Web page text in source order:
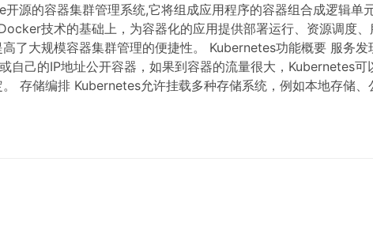
源的容器集群管理系统,它将组成应用程序的容器组合成逻辑单
技术的基础上，为容器化的应用提供部署运行、资源调度、
了大规模容器集群管理的便捷性。 Kubernetes功能概要 服务发
自己的IP地址公开容器，如果到容器的流量很大，Kubernetes可
存储编排 Kubernetes允许挂载多种存储系统，例如本地存储、